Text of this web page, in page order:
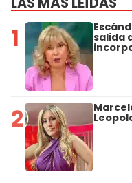
1 salida
2